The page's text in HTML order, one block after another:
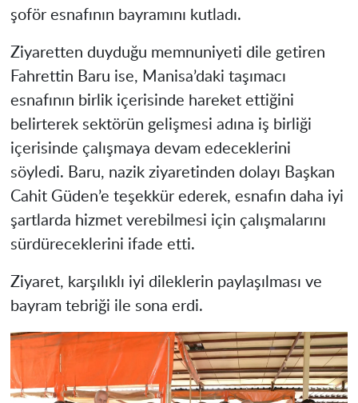
şoför esnafının bayramını kutladı.
Ziyaretten duyduğu memnuniyeti dile getiren
Fahrettin Baru ise, Manisa’daki taşımacı
esnafının birlik içerisinde hareket ettiğini
belirterek sektörün gelişmesi adına iş birliği
içerisinde çalışmaya devam edeceklerini
söyledi. Baru, nazik ziyaretinden dolayı Başkan
Cahit Güden’e teşekkür ederek, esnafın daha iyi
şartlarda hizmet verebilmesi için çalışmalarını
sürdüreceklerini ifade etti.
Ziyaret, karşılıklı iyi dileklerin paylaşılması ve
bayram tebriği ile sona erdi.